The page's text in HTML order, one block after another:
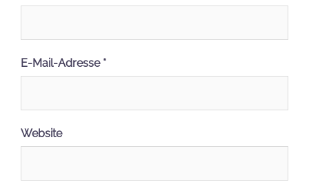
E-Mail-Adresse *
Website